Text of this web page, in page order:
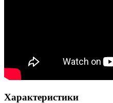
Характеристики